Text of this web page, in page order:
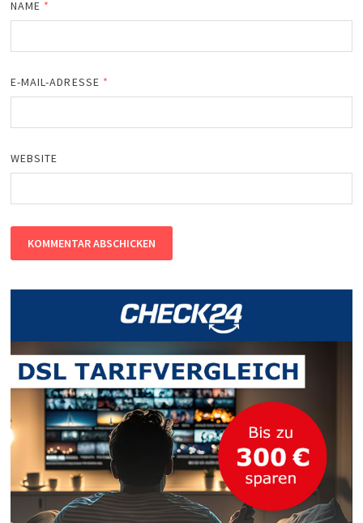
NAME *
E-MAIL-ADRESSE *
WEBSITE